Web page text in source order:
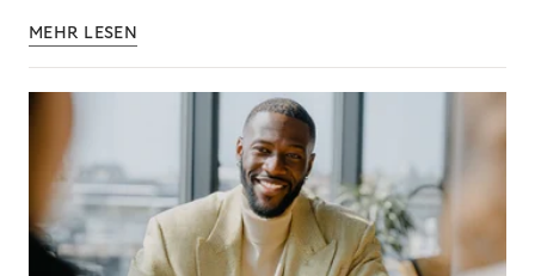
MEHR LESEN